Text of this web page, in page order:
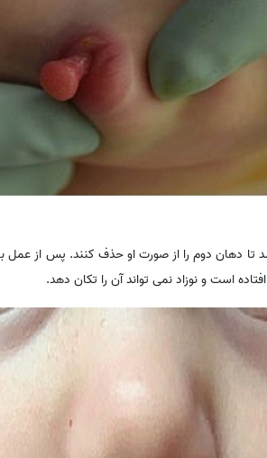
تا دهان دوم را از صورت او حذف کنند. پس از
است و نوزاد نمی تواند آن را تکان دهد.